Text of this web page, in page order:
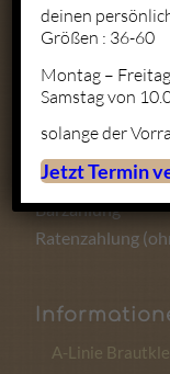
Barzahlung
Ratenzahlung
A-Linie
deinen
Größen : 36-60
Montag –
Samstag von
solange der
Jetzt Termin